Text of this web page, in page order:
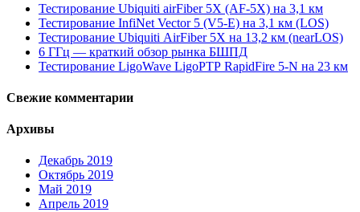
Тестирование Ubiquiti airFiber 5X (AF-5X) на 3,1 км
Тестирование InfiNet Vector 5 (V5-E) на 3,1 км (LOS)
Тестирование Ubiquiti AirFiber 5X на 13,2 км (nearLOS)
6 ГГц — краткий обзор рынка БШПД
Тестирование LigoWave LigoPTP RapidFire 5-N на 23 км
Свежие комментарии
Архивы
Декабрь 2019
Октябрь 2019
Май 2019
Апрель 2019